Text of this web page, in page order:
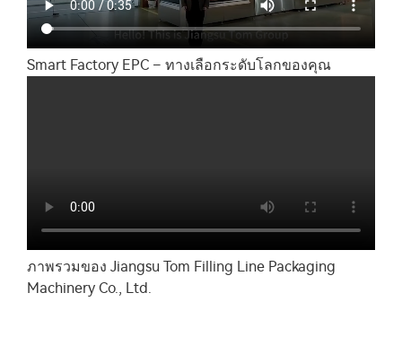
Smart Factory EPC – ทางเลือกระดับโลกของคุณ
ภาพรวมของ Jiangsu Tom Filling Line Packaging
Machinery Co., Ltd.